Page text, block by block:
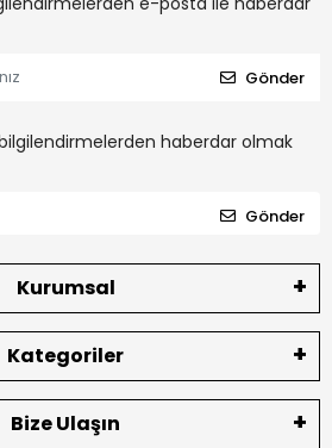
Gönder
haberdar olmak
Gönder
Kurumsal
Kategoriler
Bize Ulaşın